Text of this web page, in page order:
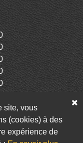
Infolettre
site, vous
(cookies) à des
expérience de